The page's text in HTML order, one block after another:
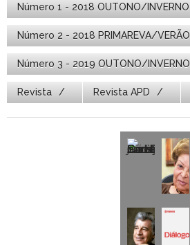
Número 1 - 2018 OUTONO/INVERNO
Número 2 - 2018 PRIMAREVA/VERÃO
Número 3 - 2019 OUTONO/INVERNO
Revista Revista APD